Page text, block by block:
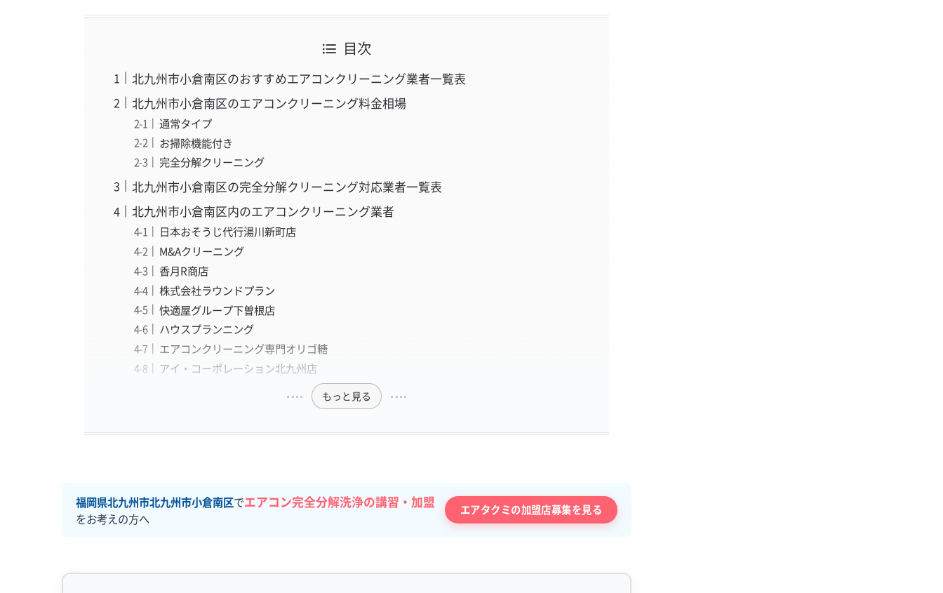
目次
北九州市小倉南区のおすすめエアコンクリーニング業者一覧表
北九州市小倉南区のエアコンクリーニング料金相場
通常タイプ
お掃除機能付き
完全分解クリーニング
北九州市小倉南区の完全分解クリーニング対応業者一覧表
北九州市小倉南区内のエアコンクリーニング業者
日本おそうじ代行湯川新町店
M&Aクリーニング
香月R商店
株式会社ラウンドプラン
快適屋グループ下曽根店
ハウスプランニング
エアコンクリーニング専門オリゴ糖
アイ・コーポレーション北九州店
もっと見る
福岡県北九州市北九州市小倉南区でエアコン完全分解洗浄の講習・加盟
をお考えの方へ
エアタクミの加盟店募集を見る